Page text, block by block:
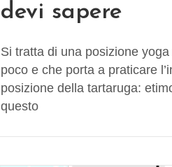
devi sapere
Si tratta di una posizione
poco e che porta a praticare
posizione della tartaruga:
questo